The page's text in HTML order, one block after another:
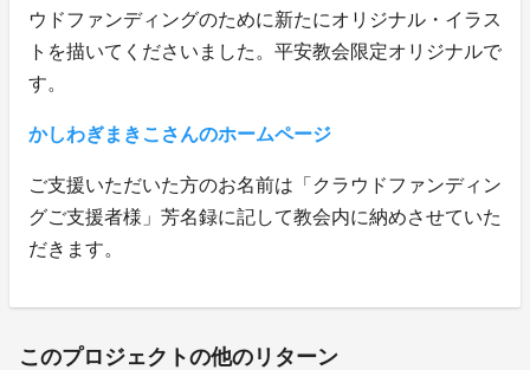
ウドファンディングのために新たにオリジナル・イラス
トを描いてくださいました。平安教会限定オリジナルで
す。
かしわぎまきこさんのホームページ
ご支援いただいた方のお名前は「クラウドファンディン
グご支援者様」芳名録に記して教会内に納めさせていた
だきます。
このプロジェクトの他のリターン